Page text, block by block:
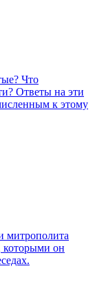
Что
Ответы на эти
к этому
митрополита
которыми он